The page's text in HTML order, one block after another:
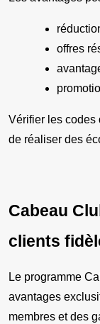
offres
Vérifier les codes
de réaliser des
Cabeau
clients
Le programme
avantages
membres et des